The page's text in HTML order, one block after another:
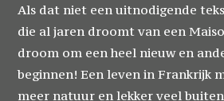
Als dat niet een uitnodigende
die al jaren droomt van een
droom om een heel nieuw en
beginnen! Een leven in Frankrijk
meer natuur en lekker veel